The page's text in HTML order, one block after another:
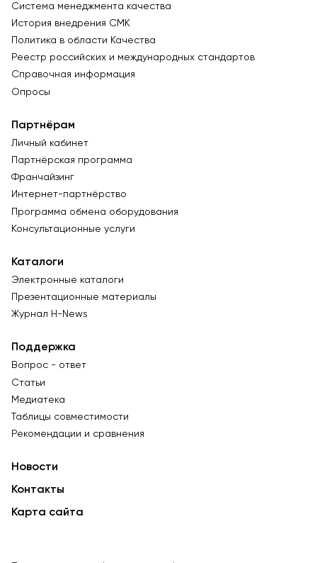
Система менеджмента качества
История внедрения СМК
Политика в области Качества
Реестр российских и международных стандартов
Справочная информация
Опросы
Партнёрам
Личный кабинет
Партнёрская программа
Франчайзинг
Интернет-партнёрство
Программа обмена оборудования
Консультационные услуги
Каталоги
Электронные каталоги
Презентационные материалы
Журнал Н-News
Поддержка
Вопрос - ответ
Статьи
Медиатека
Таблицы совместимости
Рекомендации и сравнения
Новости
Контакты
Карта сайта